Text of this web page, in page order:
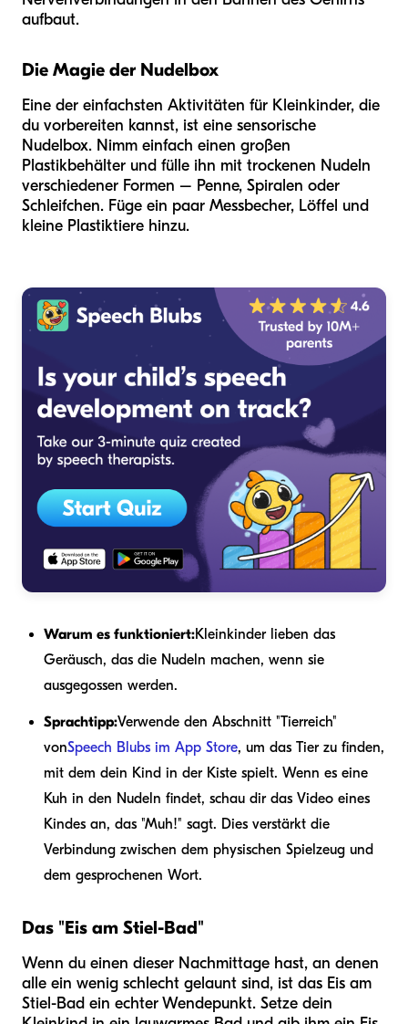
aufbaut.
Die Magie der Nudelbox
Eine der einfachsten Aktivitäten für Kleinkinder, die
du vorbereiten kannst, ist eine sensorische
Nudelbox. Nimm einfach einen großen
Plastikbehälter und fülle ihn mit trockenen Nudeln
verschiedener Formen – Penne, Spiralen oder
Schleifchen. Füge ein paar Messbecher, Löffel und
kleine Plastiktiere hinzu.
Warum es funktioniert:Kleinkinder lieben das
Geräusch, das die Nudeln machen, wenn sie
ausgegossen werden.
Sprachtipp:Verwende den Abschnitt "Tierreich"
vonSpeech Blubs im App Store, um das Tier zu finden,
mit dem dein Kind in der Kiste spielt. Wenn es eine
Kuh in den Nudeln findet, schau dir das Video eines
Kindes an, das "Muh!" sagt. Dies verstärkt die
Verbindung zwischen dem physischen Spielzeug und
dem gesprochenen Wort.
Das "Eis am Stiel-Bad"
Wenn du einen dieser Nachmittage hast, an denen
alle ein wenig schlecht gelaunt sind, ist das Eis am
Stiel-Bad ein echter Wendepunkt. Setze dein